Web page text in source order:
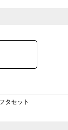
タセット